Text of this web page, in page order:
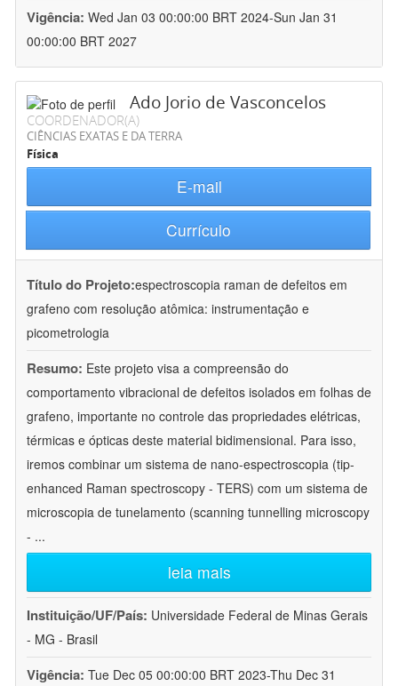
Vigência: Wed Jan 03 00:00:00 BRT 2024-Sun Jan 31
00:00:00 BRT 2027
Ado Jorio de Vasconcelos
COORDENADOR(A)
CIÊNCIAS EXATAS E DA TERRA
Física
E-mail
Currículo
Título do Projeto:espectroscopia raman de defeitos em
grafeno com resolução atômica: instrumentação e
picometrologia
Resumo: Este projeto visa a compreensão do
comportamento vibracional de defeitos isolados em folhas de
grafeno, importante no controle das propriedades elétricas,
térmicas e ópticas deste material bidimensional. Para isso,
iremos combinar um sistema de nano-espectroscopia (tip-
enhanced Raman spectroscopy - TERS) com um sistema de
microscopia de tunelamento (scanning tunnelling microscopy
- ...
leia mais
Instituição/UF/País: Universidade Federal de Minas Gerais
- MG - Brasil
Vigência: Tue Dec 05 00:00:00 BRT 2023-Thu Dec 31